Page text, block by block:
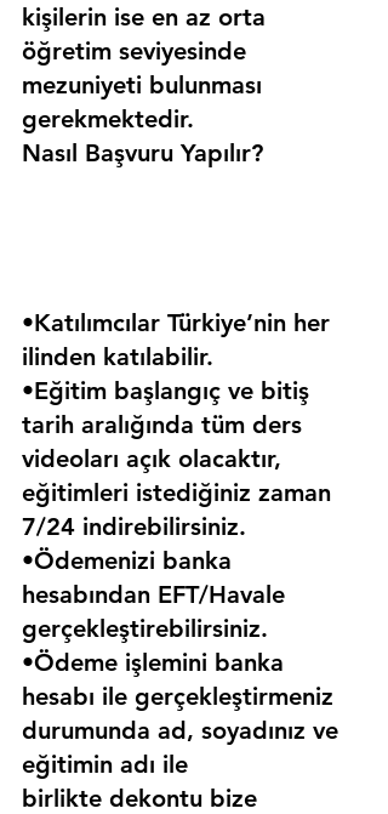
kişilerin ise en az orta
öğretim seviyesinde
mezuniyeti bulunması
gerekmektedir.
Nasıl Başvuru Yapılır?
•Katılımcılar Türkiye’nin her
ilinden katılabilir.
•Eğitim başlangıç ve bitiş
tarih aralığında tüm ders
videoları açık olacaktır,
eğitimleri istediğiniz zaman
7/24 indirebilirsiniz.
•Ödemenizi banka
hesabından EFT/Havale
gerçekleştirebilirsiniz.
•Ödeme işlemini banka
hesabı ile gerçekleştirmeniz
durumunda ad, soyadınız ve
eğitimin adı ile
birlikte dekontu bize